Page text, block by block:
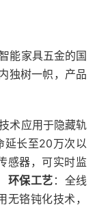
能家具五金的国
独树一帜，产品
术应用于隐藏轨
延长至20万次以
感器，可实时监
环保工艺 ：全线
铬钝化技术，